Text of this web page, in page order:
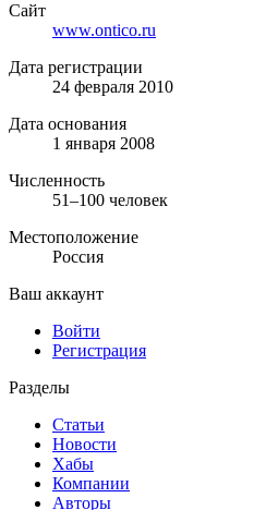
Сайт
www.ontico.ru
Дата регистрации
24 февраля 2010
Дата основания
1 января 2008
Численность
51–100 человек
Местоположение
Россия
Ваш аккаунт
Войти
Регистрация
Разделы
Статьи
Новости
Хабы
Компании
Авторы